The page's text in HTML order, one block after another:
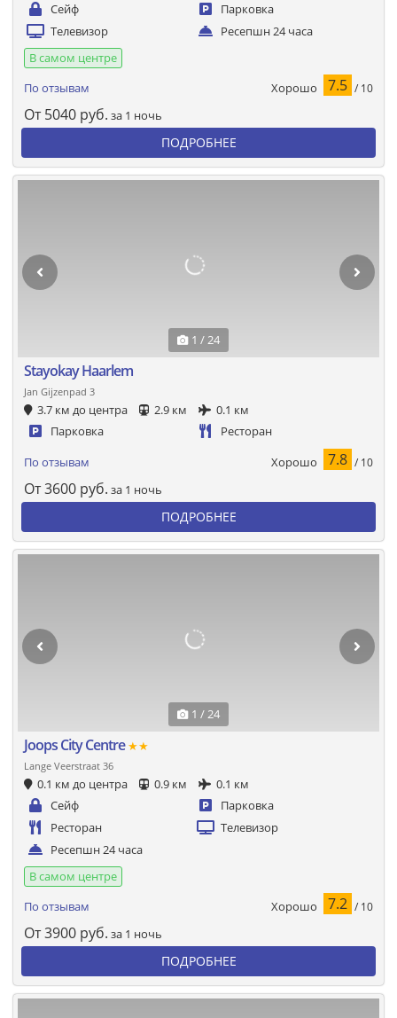
Сейф
Парковка
Телевизор
Ресепшн 24 часа
В самом центре
По отзывам
Хорошо 7.5 / 10
От 5040 руб. за 1 ночь
ПОДРОБНЕЕ
1 / 24
Stayokay Haarlem
Jan Gijzenpad 3
3.7 км до центра 2.9 км
0.1 км
Парковка
Ресторан
По отзывам Хорошо 7.8 / 10
От3600 руб. за 1 ночь
ПОДРОБНЕЕ
1 / 24
Joops City Centre★★
Lange Veerstraat 36
0.1 км до центра 0.9 км
0.1 км
Сейф
Парковка
Ресторан
Телевизор
Ресепшн 24 часа
В самом центре
По отзывам
Хорошо 7.2 / 10
От3900 руб. за 1 ночь
ПОДРОБНЕЕ